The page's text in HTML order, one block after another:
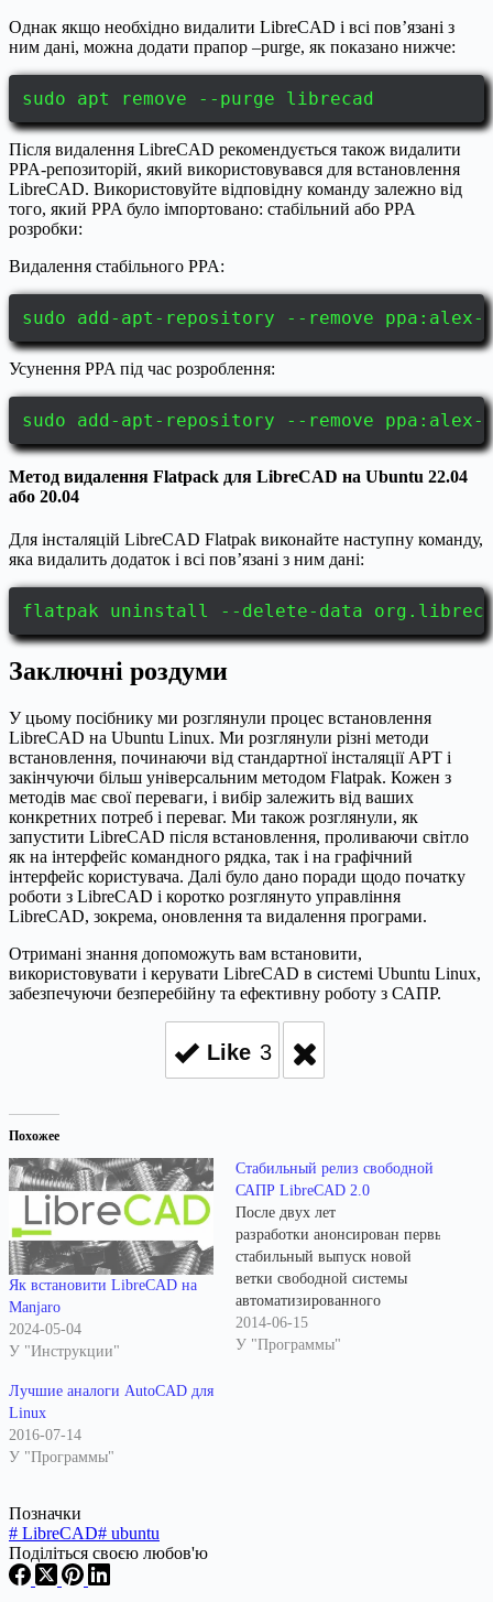
Однак якщо необхідно видалити LibreCAD і всі пов’язані з
ним дані, можна додати прапор –purge, як показано нижче:
sudo apt remove --purge librecad
Після видалення LibreCAD рекомендується також видалити
PPA-репозиторій, який використовувався для встановлення
LibreCAD. Використовуйте відповідну команду залежно від
того, який PPA було імпортовано: стабільний або PPA
розробки:
Видалення стабільного PPA:
sudo add-apt-repository --remove
Усунення PPA під час розроблення:
sudo add-apt-repository --remove
Метод видалення Flatpack для LibreCAD на Ubuntu 22.04
або 20.04
Для інсталяцій LibreCAD Flatpak виконайте наступну команду,
яка видалить додаток і всі пов’язані з ним дані:
flatpak uninstall --delete-data
Заключні роздуми
У цьому посібнику ми розглянули процес встановлення
LibreCAD на Ubuntu Linux. Ми розглянули різні методи
встановлення, починаючи від стандартної інсталяції APT і
закінчуючи більш універсальним методом Flatpak. Кожен з
методів має свої переваги, і вибір залежить від ваших
конкретних потреб і переваг. Ми також розглянули, як
запустити LibreCAD після встановлення, проливаючи світло
як на інтерфейс командного рядка, так і на графічний
інтерфейс користувача. Далі було дано поради щодо початку
роботи з LibreCAD і коротко розглянуто управління
LibreCAD, зокрема, оновлення та видалення програми.
Отримані знання допоможуть вам встановити,
використовувати і керувати LibreCAD в системі Ubuntu Linux,
забезпечуючи безперебійну та ефективну роботу з САПР.
Like 3
Похожее
Як встановити LibreCAD на
Manjaro
2024-05-04
У "Инструкции"
Стабильный релиз свободной
САПР LibreCAD 2.0
После двух лет
разработки анонсирован первый
стабильный выпуск новой
ветки свободной системы
автоматизированного
проектирования LibreCAD
2.0, примечательной
2014-06-15
У "Программы"
Лучшие аналоги AutoCAD для
Linux
2016-07-14
У "Программы"
Позначки
# LibreCAD# ubuntu
Поділіться своєю любов'ю